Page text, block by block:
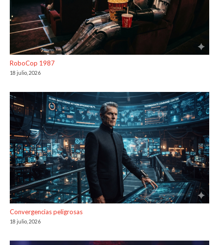
RoboCop 1987
18 julio, 2026
Convergencias peligrosas
18 julio, 2026